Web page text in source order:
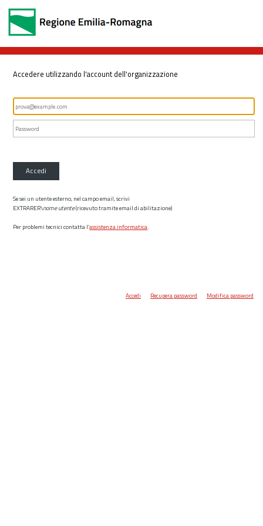
Accedere utilizzando l'account dell'organizzazione
Accedi
Se sei un utente esterno, nel campo email, scrivi
EXTRARER\nome utente(ricevuto tramite email di abilitazione)
Per problemi tecnici contatta l’assistenza informatica.
Accedi Recupera password Modifica password